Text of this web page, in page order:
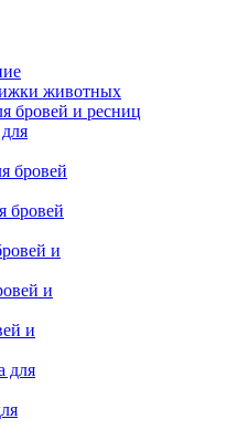
животных
бровей и ресниц
бровей
и
и